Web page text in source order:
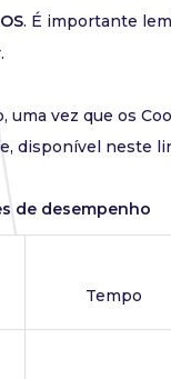
. É importante
uma vez que os
disponível neste
de desempenho
Tempo